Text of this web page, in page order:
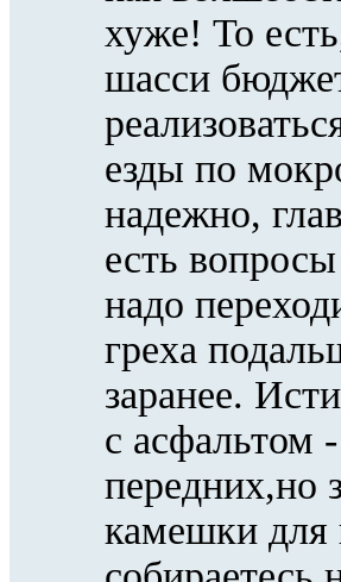
хуже! То
шасси
езды по
надежно,
есть
надо
греха
заранее.
с асфальтом
передних,но
камешки для